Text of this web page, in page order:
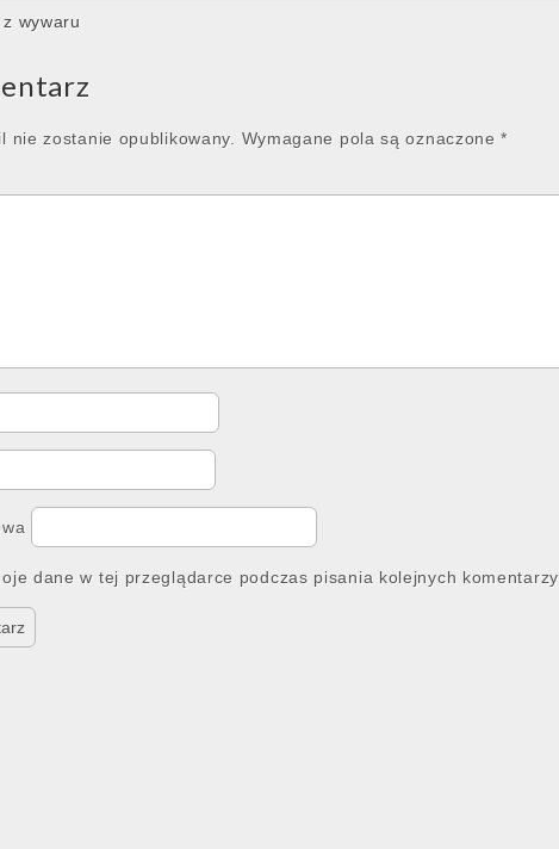
wywaru
nie zostanie opublikowany. Wymagane pola są oznaczone*
dane w tej przeglądarce podczas pisania kolejnych komentarzy.